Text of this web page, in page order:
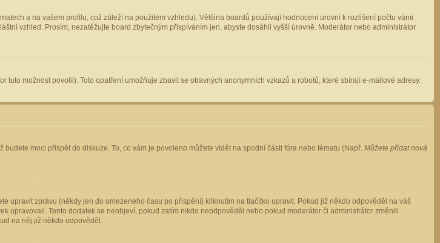
a na vašem profilu, což záleží na použitém vzhledu). Většina boardů používají hodnocení úrovní k rozlišení počtu vámi
vzhled. Prosím, nezatěžujte board zbytečným přispíváním jen, abyste dosáhli vyšší úrovně. Moderátor nebo administrátor
možnost povolil). Toto opatření umožňuje zbavit se otravných anonymních vzkazů a robotů, které sbírají e-mailové adresy.
moci přispět do diskuze. To, co vám je povoleno můžete vidět na spodní části fóra nebo tématu (Např. Můžete přidat nová
upravit zprávu (někdy jen do omezeného času po přispění) kliknutím na tlačítko upravit. Pokud již někdo odpověděl na váš
upravovali. Tento dodatek se neobjeví, pokud zatím nikdo neodpověděl nebo pokud moderátor či administrátor změnili
na něj již někdo odpověděl.